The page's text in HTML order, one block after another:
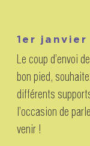
1er janvier
Le coup d’envoi
bon pied,
différents
l’occasion de
venir !